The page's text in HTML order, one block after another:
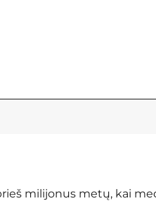
milijonus metų, kai